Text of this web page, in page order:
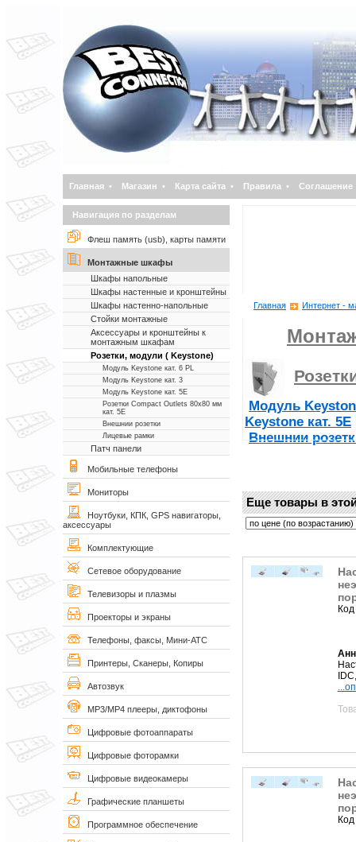
Главная • Магазин • Карта сайта • Правила • Соглашение
Навигация по разделам
Флеш память (usb), карты памяти
Монтажные шкафы
Шкафы напольные
Шкафы настенные и кронштейны
Шкафы настенно-напольные
Стойки монтажные
Аксессуары и кронштейны к
монтажным шкафам
Розетки, модули ( Keystone)
Модуль Keystone кат. 6 PL
Модуль Keystone кат. 3
Модуль Keystone кат. 5Е
Розетки Compact Outlets 80х80 мм
кат. 5Е
Внешнии розетки
Лицевые рамки
Патч панели
Мобильные телефоны
Мониторы
Ноутбуки, КПК, GPS навигаторы,
аксессуары
Комплектующие
Сетевое оборудование
Телевизоры и плазмы
Проекторы и экраны
Телефоны, факсы, Мини-АТС
Принтеры, Сканеры, Копиры
Автозвук
MP3/MP4 плееры, диктофоны
Цифровые фотоаппараты
Цифровые фоторамки
Цифровые видеокамеры
Графические планшеты
Программное обеспечение
Главная Интернет -
Модуль
Keystone кат. 5Е
Внешнии
Еще товары в